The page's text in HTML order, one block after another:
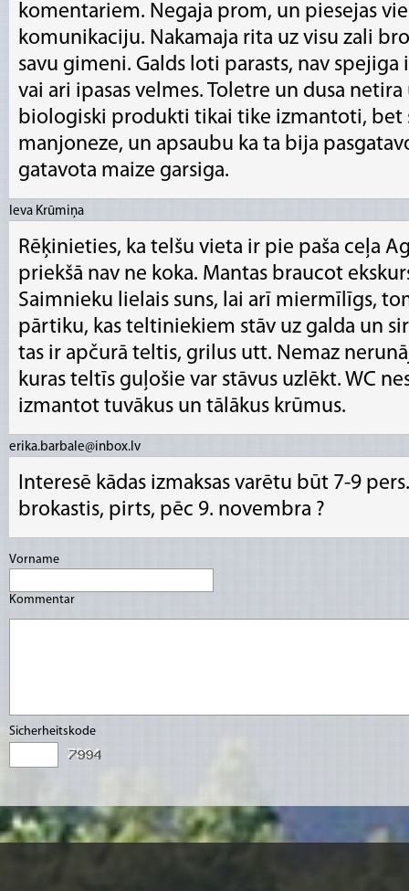
komentariem. Negaja prom, un piesejas
komunikaciju. Nakamaja rita uz visu zali
savu gimeni. Galds loti parasts, nav
vai ari ipasas velmes. Toletre un dusa
biologiski produkti tikai tike izmantoti, bet
manjoneze, un apsaubu ka ta bija
gatavota maize garsiga.
Ieva Krūmiņa
Rēķinieties, ka telšu vieta ir pie paša ceļa
priekšā nav ne koka. Mantas braucot
Saimnieku lielais suns, lai arī miermīlīgs,
pārtiku, kas teltiniekiem stāv uz galda un
tas ir apčurā teltis, grilus utt. Nemaz
kuras teltīs guļošie var stāvus uzlēkt. WC
izmantot tuvākus un tālākus krūmus.
erika.barbale@inbox.lv
Interesē kādas izmaksas varētu būt 7-9
brokastis, pirts, pēc 9. novembra ?
Vorname
Kommentar
Sicherheitskode